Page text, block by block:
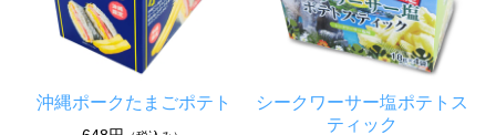
沖縄ポークたまごポテト
シークワーサー塩ポテトス
ティック